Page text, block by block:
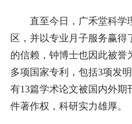
直至今日，广禾堂科学
区，并以专业月子服务赢得
的信赖，钟博士也因此被誉
多项国家专利，包括3项发
有13篇学术论文被国内外期
件著作权，科研实力雄厚。